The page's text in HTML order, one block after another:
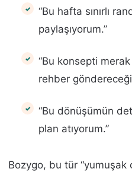
“Bu hafta sınırlı
paylaşıyorum.”
“Bu konsepti
rehber
“Bu dönüşümün
plan atıyorum.”
Bozygo, bu tür “yumuşak